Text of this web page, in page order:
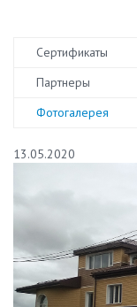
Сертификаты
Партнеры
Фотогалерея
13.05.2020